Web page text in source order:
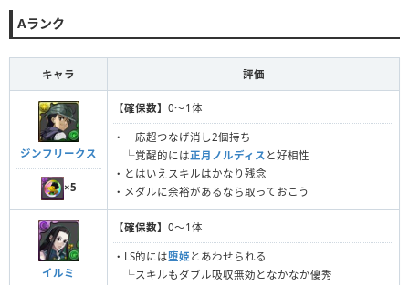
Aランク
キャラ 評価
ジンフリークス
×5
【確保数】 0〜1体
・一応超つなげ消し2個持ち
└覚醒的には正月ノルディス と好相性
・とはいえスキルはかなり残念
・メダルに余裕があるなら取っておこう
イルミ
【確保数】 0〜1体
・LS的には堕姫とあわせられる
└スキルもダブル吸収無効となかなか優秀